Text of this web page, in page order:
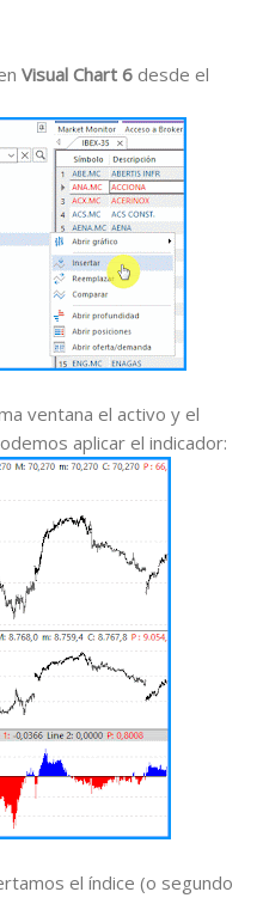
Visual Chart 6 desde el
ventana el activo y el
aplicar el indicador:
el índice (o segundo